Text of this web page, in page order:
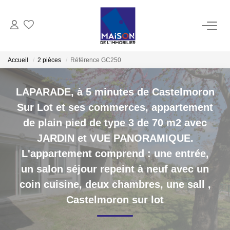
LOCATION
GESTION
ESTIMATION
Estimer Vendre
Estimation En Ligne Gratuite
Biens Vendus
Accueil 2 pièces Référence GC250
LAPARADE, à 5 minutes de Castelmoron
Sur Lot et ses commerces, appartement
de plain pied de type 3 de 70 m2 avec
JARDIN et VUE PANORAMIQUE.
L'appartement comprend : une entrée,
un salon séjour repeint à neuf avec un
coin cuisine, deux chambres, une sall ,
Castelmoron sur lot